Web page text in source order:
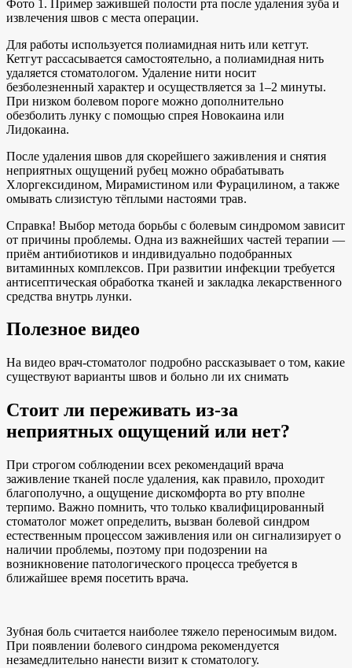
Фото 1. Пример зажившей полости рта после удаления зуба и
извлечения швов с места операции.
Для работы используется полиамидная нить или кетгут.
Кетгут рассасывается самостоятельно, а полиамидная нить
удаляется стоматологом. Удаление нити носит
безболезненный характер и осуществляется за 1–2 минуты.
При низком болевом пороге можно дополнительно
обезболить лунку с помощью спрея Новокаина или
Лидокаина.
После удаления швов для скорейшего заживления и снятия
неприятных ощущений рубец можно обрабатывать
Хлоргексидином, Мирамистином или Фурацилином, а также
омывать слизистую тёплыми настоями трав.
Справка! Выбор метода борьбы с болевым синдромом зависит
от причины проблемы. Одна из важнейших частей терапии —
приём антибиотиков и индивидуально подобранных
витаминных комплексов. При развитии инфекции требуется
антисептическая обработка тканей и закладка лекарственного
средства внутрь лунки.
Полезное видео
На видео врач-стоматолог подробно рассказывает о том, какие
существуют варианты швов и больно ли их снимать
Стоит ли переживать из-за
неприятных ощущений или нет?
При строгом соблюдении всех рекомендаций врача
заживление тканей после удаления, как правило, проходит
благополучно, а ощущение дискомфорта во рту вполне
терпимо. Важно помнить, что только квалифицированный
стоматолог может определить, вызван болевой синдром
естественным процессом заживления или он сигнализирует о
наличии проблемы, поэтому при подозрении на
возникновение патологического процесса требуется в
ближайшее время посетить врача.
Зубная боль считается наиболее тяжело переносимым видом.
При появлении болевого синдрома рекомендуется
незамедлительно нанести визит к стоматологу.